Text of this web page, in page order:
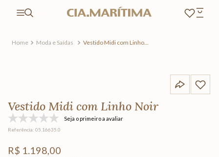
Moda e Saídas
Vestido Midi com Linho
Vestido Midi com Linho Noir
Seja o primeiro a avaliar
Referência: 05.16635.0
R$ 1.198,00